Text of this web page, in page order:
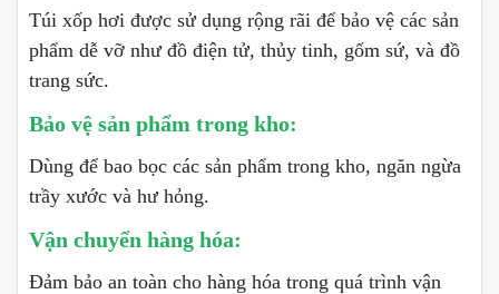
Túi xốp hơi được sử dụng rộng rãi để bảo vệ các sản
phẩm dễ vỡ như đồ điện tử, thủy tinh, gốm sứ, và đồ
trang sức.
Bảo vệ sản phẩm trong kho:
Dùng để bao bọc các sản phẩm trong kho, ngăn ngừa
trầy xước và hư hỏng.
Vận chuyển hàng hóa:
Đảm bảo an toàn cho hàng hóa trong quá trình vận